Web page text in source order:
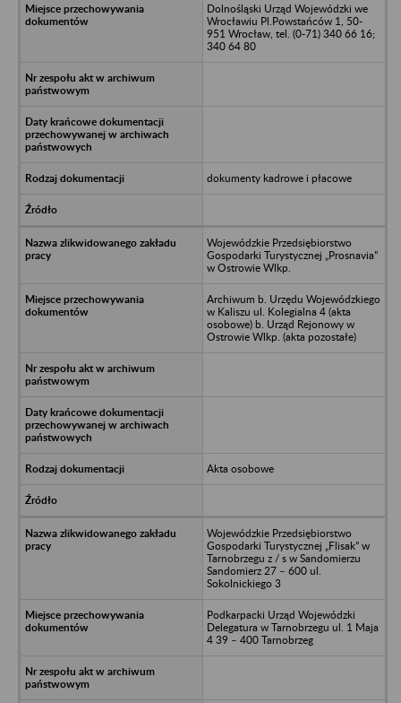
Dolnośląski Urząd Wojewódzki we
Wrocławiu Pl.Powstańców 1, 50-
951 Wrocław, tel. (0-71) 340 66 16;
340 64 80
dokumenty kadrowe i płacowe
Wojewódzkie Przedsiębiorstwo
Gospodarki Turystycznej „Prosnavia”
w Ostrowie Wlkp.
Archiwum b. Urzędu Wojewódzkiego
w Kaliszu ul. Kolegialna 4 (akta
osobowe) b. Urząd Rejonowy w
Ostrowie Wlkp. (akta pozostałe)
Akta osobowe
Wojewódzkie Przedsiębiorstwo
Gospodarki Turystycznej „Flisak” w
Tarnobrzegu z / s w Sandomierzu
Sandomierz 27 – 600 ul.
Sokolnickiego 3
Podkarpacki Urząd Wojewódzki
Delegatura w Tarnobrzegu ul. 1 Maja
4 39 – 400 Tarnobrzeg